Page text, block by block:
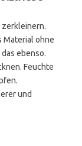
zerkleinern.
Material ohne
ebenso.
Feuchte
und